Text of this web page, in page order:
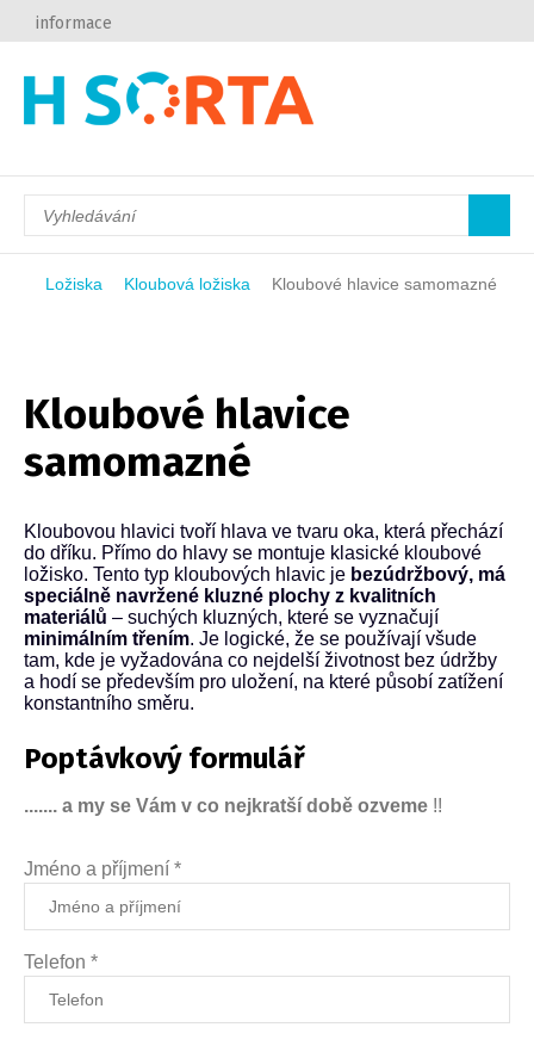
informace
Ložiska Kloubová ložiska Kloubové hlavice samomazné
Kloubové hlavice
samomazné
Kloubovou hlavici tvoří hlava ve tvaru oka, která přechází
do dříku. Přímo do hlavy se montuje klasické kloubové
ložisko. Tento typ kloubových hlavic je bezúdržbový, má
speciálně navržené kluzné plochy z kvalitních
materiálů – suchých kluzných, které se vyznačují
minimálním třením. Je logické, že se používají všude
tam, kde je vyžadována co nejdelší životnost bez údržby
a hodí se především pro uložení, na které působí zatížení
konstantního směru.
Poptávkový formulář
....... a my se Vám v co nejkratší době ozveme !!
Jméno a příjmení *
Telefon *